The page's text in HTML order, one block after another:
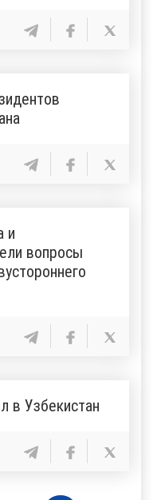
и
вопросы
в Узбекистан